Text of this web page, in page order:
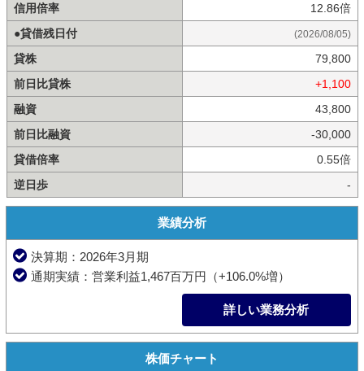
信用倍率
12.86倍
●貸借残日付
(2026/08/05)
貸株
79,800
前日比貸株
+1,100
融資
43,800
前日比融資
-30,000
貸借倍率
0.55倍
逆日歩
-
業績分析
決算期：2026年3月期
通期実績：営業利益1,467百万円（+106.0%増）
詳しい業務分析
株価チャート